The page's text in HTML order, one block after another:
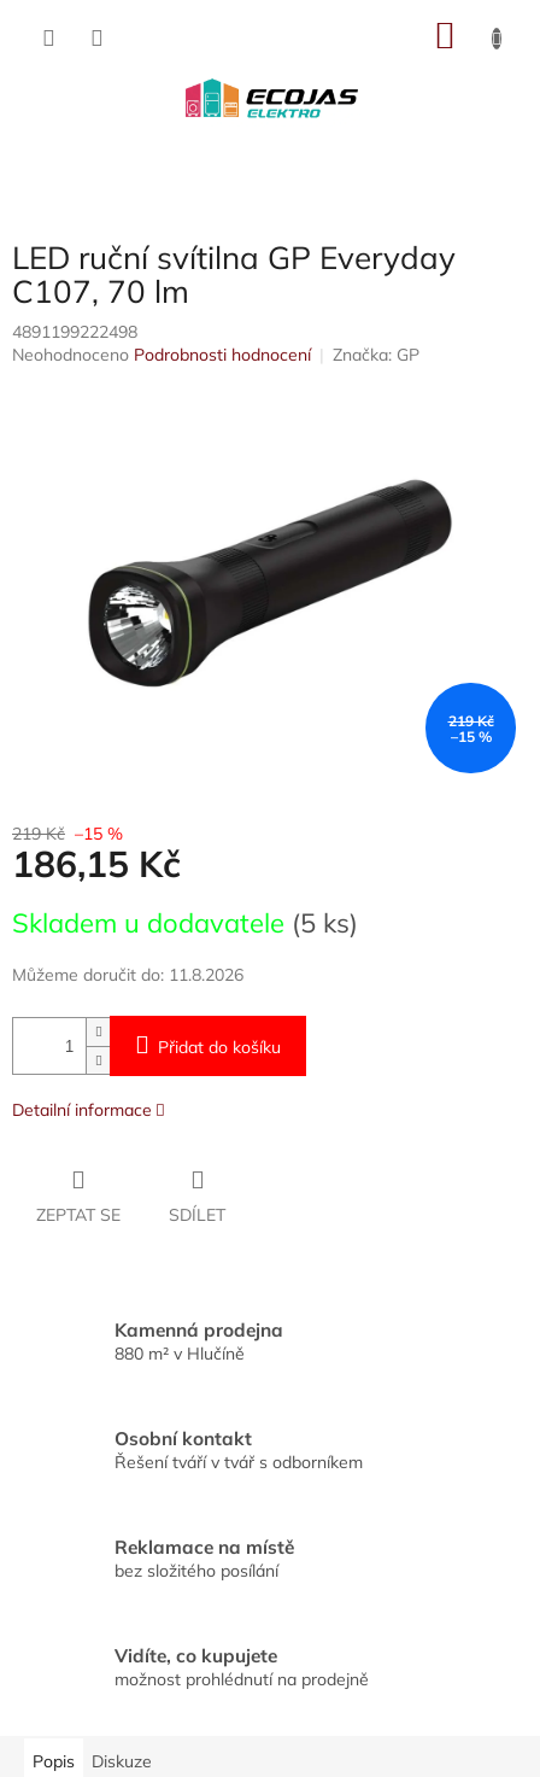
LED ruční svítilna GP Everyday
C107, 70 lm
4891199222498
Průměrné
Neohodnoceno Podrobnosti hodnocení Značka: GP
219 Kč
–15 %
219 Kč –15 %
186,15 Kč
cena:
Skladem u dodavatele (5 ks)
Můžeme doručit do: 11.8.2026
Přidat do košíku
Detailní informace
ZEPTAT SE SDÍLET
Kamenná prodejna
880 m² v Hlučíně
Osobní kontakt
Řešení tváří v tvář s odborníkem
Reklamace na místě
bez složitého posílání
Vidíte, co kupujete
možnost prohlédnutí na prodejně
Popis Diskuze